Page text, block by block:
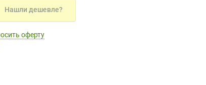
Нашли дешевле?
оферту